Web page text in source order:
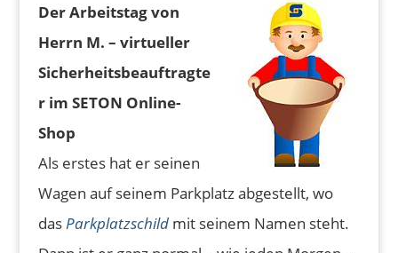
Der Arbeitstag von
Herrn M. – virtueller
Sicherheitsbeauftragte
r im SETON Online-
Shop
Als erstes hat er seinen
Wagen auf seinem Parkplatz abgestellt, wo
dasParkplatzschild mit seinem Namen steht.